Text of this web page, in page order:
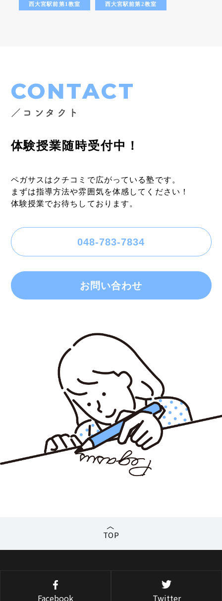
西大宮駅前第1教室 西大宮駅前第2教室
CONTACT
／コンタクト
体験授業随時受付中！
ペガサスはクチコミで広がっている塾です。
まずは指導方法や雰囲気を体感してください！
体験授業でお待ちしております。
048-783-7834
お問い合わせ
TOP
Facebook Twitter